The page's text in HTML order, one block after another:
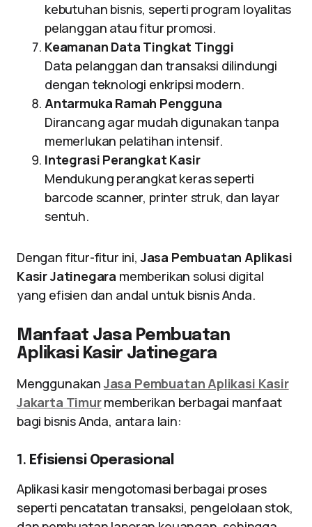
kebutuhan bisnis, seperti program loyalitas
pelanggan atau fitur promosi.
Keamanan Data Tingkat Tinggi
Data pelanggan dan transaksi dilindungi
dengan teknologi enkripsi modern.
Antarmuka Ramah Pengguna
Dirancang agar mudah digunakan tanpa
memerlukan pelatihan intensif.
Integrasi Perangkat Kasir
Mendukung perangkat keras seperti
barcode scanner, printer struk, dan layar
sentuh.
Dengan fitur-fitur ini,Jasa Pembuatan Aplikasi
Kasir Jatinegara memberikan solusi digital
yang efisien dan andal untuk bisnis Anda.
Manfaat Jasa Pembuatan
Aplikasi Kasir Jatinegara
Menggunakan Jasa Pembuatan Aplikasi Kasir
Jakarta Timurmemberikan berbagai manfaat
bagi bisnis Anda, antara lain:
1. Efisiensi Operasional
Aplikasi kasir mengotomasi berbagai proses
seperti pencatatan transaksi, pengelolaan stok,